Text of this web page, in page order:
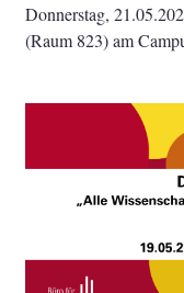
Donnerstag,
(Raum 823) am